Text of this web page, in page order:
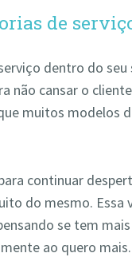
de
dentro do
não cansar o
muitos modelos
continuar
do mesmo. Essa
se tem
ao quero mais.